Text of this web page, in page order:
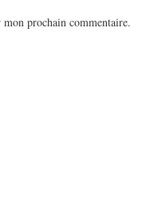
prochain commentaire.